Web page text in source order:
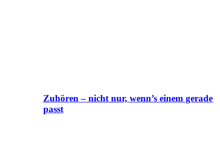
Zuhören – nicht nur, wenn’s einem gerade
passt